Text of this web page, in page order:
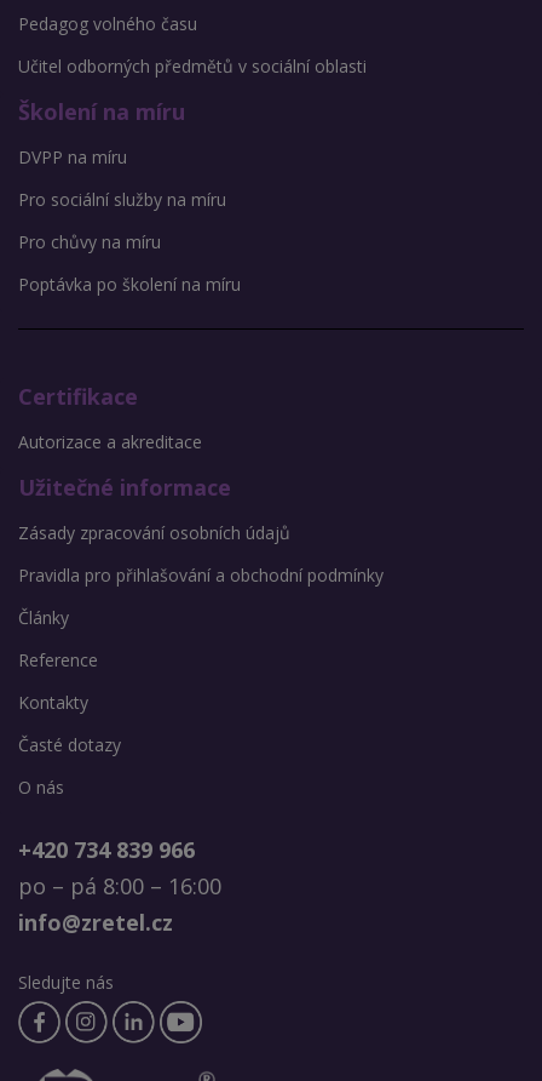
Pedagog volného času
Učitel odborných předmětů v sociální oblasti
Školení na míru
DVPP na míru
Pro sociální služby na míru
Pro chůvy na míru
Poptávka po školení na míru
Certifikace
Autorizace a akreditace
Užitečné informace
Zásady zpracování osobních údajů
Pravidla pro přihlašování a obchodní podmínky
Články
Reference
Kontakty
Časté dotazy
O nás
+420 734 839 966
po – pá 8:00 – 16:00
info@zretel.cz
Sledujte nás